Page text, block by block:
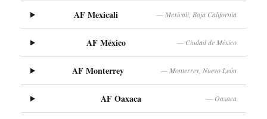
AF Mexicali — Mexicali, Baja California
AF México — Ciudad de México
AF Monterrey — Monterrey, Nuevo León
AF Oaxaca — Oaxaca